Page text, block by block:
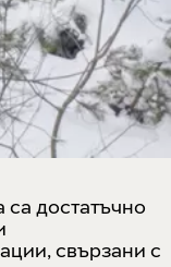
са достатъчно
свързани с